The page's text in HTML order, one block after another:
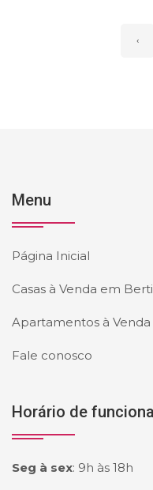
‹
Menu
Página Inicial
Casas à Venda em
Apartamentos à
Fale conosco
Horário de
Seg à sex: 9h às 18h